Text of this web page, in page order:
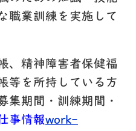
職業訓練を実施して
、精神障害者保健福
等を所持している方
集期間・訓練期間・
事情報work-